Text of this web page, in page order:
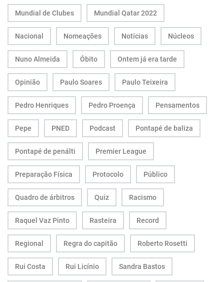
Mundial de Clubes Mundial Qatar 2022
Nacional Nomeações Notícias Núcleos
Nuno Almeida Óbito Ontem já era tarde
Opinião Paulo Soares Paulo Teixeira
Pedro Henriques Pedro Proença Pensamentos
Pepe PNED Podcast Pontapé de baliza
Pontapé de penálti Premier League
Preparação Física Protocolo Público
Quadro de árbitros Quiz Racismo
Raquel Vaz Pinto Rasteira Record
Regional Regra do capitão Roberto Rosetti
Rui Costa Rui Licínio Sandra Bastos